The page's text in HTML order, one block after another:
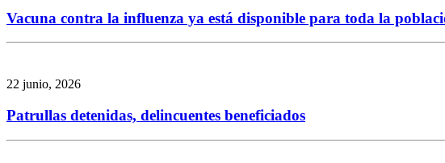
Vacuna contra la influenza ya está disponible para toda la
22 junio, 2026
Patrullas detenidas, delincuentes beneficiados